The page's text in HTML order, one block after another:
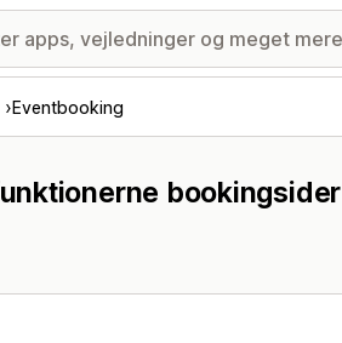
Eventbooking
bookingsider